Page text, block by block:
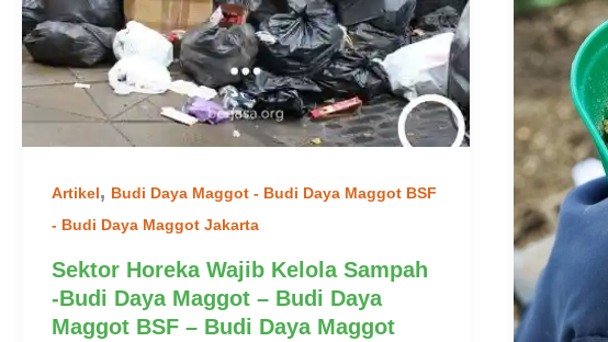
Artikel, Budi Daya Maggot - Budi Daya Maggot BSF
- Budi Daya Maggot Jakarta
Sektor Horeka Wajib Kelola Sampah
-Budi Daya Maggot – Budi Daya
Maggot BSF – Budi Daya Maggot